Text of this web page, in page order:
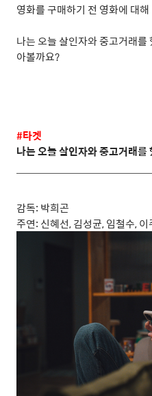
영화를 구매하기 전 영화에 대
나는 오늘 살인자와 중고거래를
아볼까요?
#타겟
나는 오늘 살인자와 중고거래를
감독: 박희곤
주연: 신혜선,김성균,임철수,이